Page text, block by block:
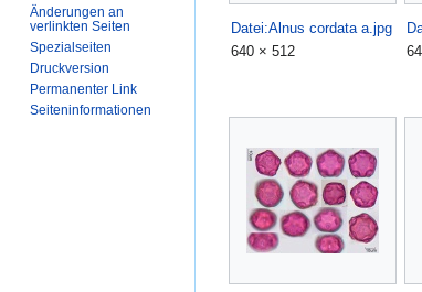
Datei:Alnus cordata a.jpg
640 × 512
Änderungen an
verlinkten Seiten
Spezialseiten
Druckversion
Permanenter Link
Seiten­­informationen